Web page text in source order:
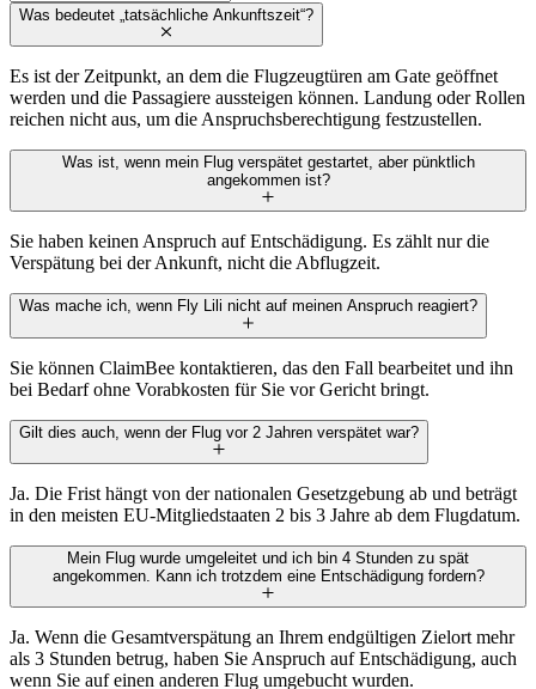
Was bedeutet „tatsächliche Ankunftszeit“?
Es ist der Zeitpunkt, an dem die Flugzeugtüren am Gate geöffnet
werden und die Passagiere aussteigen können. Landung oder Rollen
reichen nicht aus, um die Anspruchsberechtigung festzustellen.
Was ist, wenn mein Flug verspätet gestartet, aber pünktlich
angekommen ist?
Sie haben keinen Anspruch auf Entschädigung. Es zählt nur die
Verspätung bei der Ankunft, nicht die Abflugzeit.
Was mache ich, wenn Fly Lili nicht auf meinen Anspruch reagiert?
Sie können ClaimBee kontaktieren, das den Fall bearbeitet und ihn
bei Bedarf ohne Vorabkosten für Sie vor Gericht bringt.
Gilt dies auch, wenn der Flug vor 2 Jahren verspätet war?
Ja. Die Frist hängt von der nationalen Gesetzgebung ab und beträgt
in den meisten EU-Mitgliedstaaten 2 bis 3 Jahre ab dem Flugdatum.
Mein Flug wurde umgeleitet und ich bin 4 Stunden zu spät
angekommen. Kann ich trotzdem eine Entschädigung fordern?
Ja. Wenn die Gesamtverspätung an Ihrem endgültigen Zielort mehr
als 3 Stunden betrug, haben Sie Anspruch auf Entschädigung, auch
wenn Sie auf einen anderen Flug umgebucht wurden.